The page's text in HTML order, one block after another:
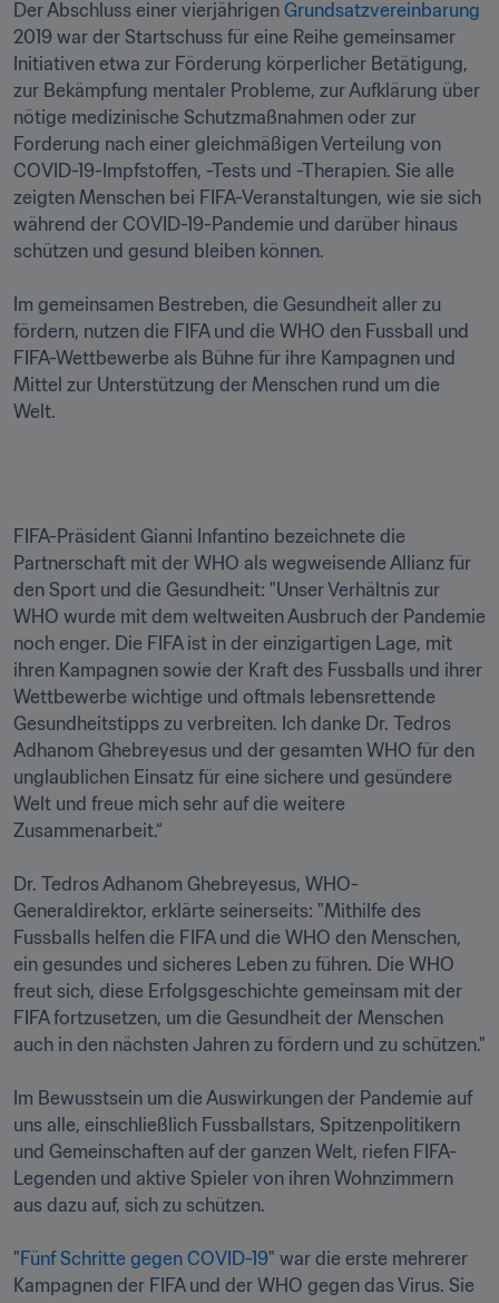
Der Abschluss einer vierjährigen Grundsatzvereinbarung
2019 war der Startschuss für eine Reihe gemeinsamer
Initiativen etwa zur Förderung körperlicher Betätigung,
zur Bekämpfung mentaler Probleme, zur Aufklärung über
nötige medizinische Schutzmaßnahmen oder zur
Forderung nach einer gleichmäßigen Verteilung von
COVID-19-Impfstoffen, -Tests und -Therapien. Sie alle
zeigten Menschen bei FIFA-Veranstaltungen, wie sie sich
während der COVID-19-Pandemie und darüber hinaus
schützen und gesund bleiben können.
Im gemeinsamen Bestreben, die Gesundheit aller zu
fördern, nutzen die FIFA und die WHO den Fussball und
FIFA-Wettbewerbe als Bühne für ihre Kampagnen und
Mittel zur Unterstützung der Menschen rund um die
Welt.
FIFA-Präsident Gianni Infantino bezeichnete die
Partnerschaft mit der WHO als wegweisende Allianz für
den Sport und die Gesundheit: "Unser Verhältnis zur
WHO wurde mit dem weltweiten Ausbruch der Pandemie
noch enger. Die FIFA ist in der einzigartigen Lage, mit
ihren Kampagnen sowie der Kraft des Fussballs und ihrer
Wettbewerbe wichtige und oftmals lebensrettende
Gesundheitstipps zu verbreiten. Ich danke Dr. Tedros
Adhanom Ghebreyesus und der gesamten WHO für den
unglaublichen Einsatz für eine sichere und gesündere
Welt und freue mich sehr auf die weitere
Zusammenarbeit.“
Dr. Tedros Adhanom Ghebreyesus, WHO-
Generaldirektor, erklärte seinerseits: "Mithilfe des
Fussballs helfen die FIFA und die WHO den Menschen,
ein gesundes und sicheres Leben zu führen. Die WHO
freut sich, diese Erfolgsgeschichte gemeinsam mit der
FIFA fortzusetzen, um die Gesundheit der Menschen
auch in den nächsten Jahren zu fördern und zu schützen."
Im Bewusstsein um die Auswirkungen der Pandemie auf
uns alle, einschließlich Fussballstars, Spitzenpolitikern
und Gemeinschaften auf der ganzen Welt, riefen FIFA-
Legenden und aktive Spieler von ihren Wohnzimmern
aus dazu auf, sich zu schützen.
" Fünf Schritte gegen COVID-19" war die erste mehrerer
Kampagnen der FIFA und der WHO gegen das Virus. Sie